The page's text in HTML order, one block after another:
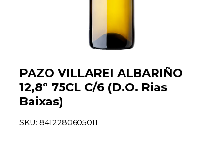
PAZO VILLAREI ALBARIÑO
12,8º 75CL C/6 (D.O. Rias
Baixas)
SKU: 8412280605011